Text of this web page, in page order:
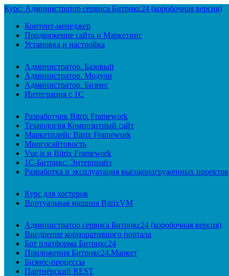
Курс: Администратор сервиса Битрикс24 (коробочная версия)
Контент-менеджер
Продвижение сайта и Маркетинг
Установка и настройка
Администратор. Базовый
Администратор. Модули
Администратор. Бизнес
Интеграция с 1С
Разработчик Bitrix Framework
Технология Композитный сайт
Маркетплейс Bitrix Framework
Многосайтовость
Vue.js и Bitrix Framework
1С-Битрикс: Энтерпрайз
Разработка и эксплуатация высоконагруженных проектов
Курс для хостеров
Виртуальная машина BitrixVM
Администратор сервиса Битрикс24 (коробочная версия)
Внедрение корпоративного портала
Бот платформа Битрикс24
Приложения Битрикс24.Маркет
Бизнес-процессы
Партнёрский REST